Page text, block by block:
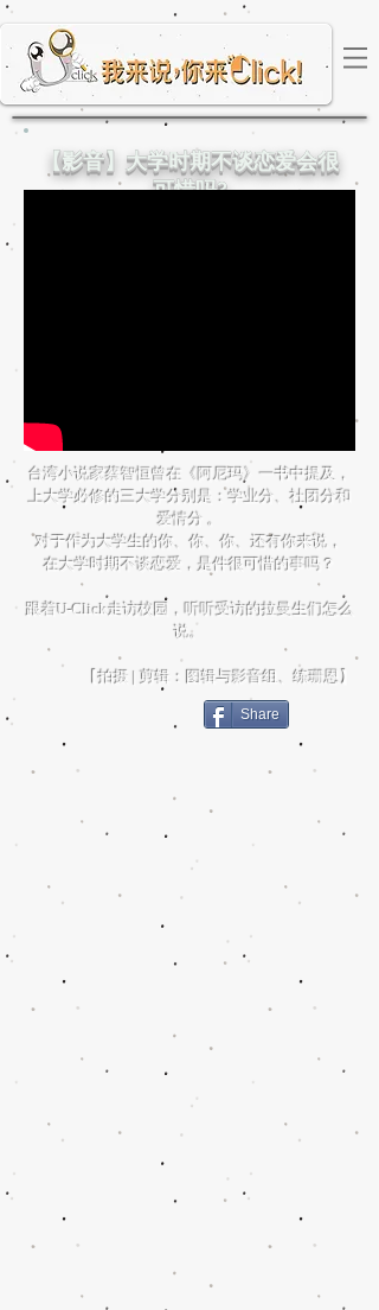
【影音】大学时期不谈恋爱会很
可惜吗?
台湾小说家蔡智恒曾在《阿尼玛》一书中提及，
上大学必修的三大学分别是：学业分、社团分和
爱情分 。
对于作为大学生的你、你、你、还有你来说，
在大学时期不谈恋爱，是件很可惜的事吗？
跟着U-Click走访校园，听听受访的拉曼生们怎么
说。
【拍摄 | 剪辑：图辑与影音组、练珊恩】
Share